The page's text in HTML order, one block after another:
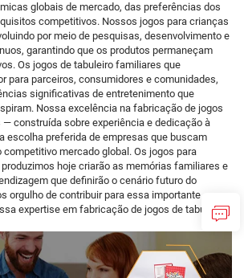
globais de mercado, das preferências dos
competitivos. Nossos jogos para crianças
por meio de pesquisas, desenvolvimento e
garantindo que os produtos permaneçam
Os jogos de tabuleiro familiares que
para parceiros, consumidores e comunidades,
significativas de entretenimento que
Nossa excelência na fabricação de jogos
— construída sobre experiência e dedicação à
escolha preferida de empresas que buscam
mercado global. Os jogos para
hoje criarão as memórias familiares e
que definirão o cenário futuro do
orgulho de contribuir para essa importante
expertise em fabricação de jogos de tabuleiro